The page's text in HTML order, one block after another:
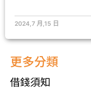
更多分類
借錢須知
2024,7 月,15 日